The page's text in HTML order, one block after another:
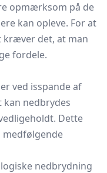
opmærksom på de
kan opleve. For at
det, at man
fordele.
ved isspande af
nedbrydes
Dette
nedbrydning